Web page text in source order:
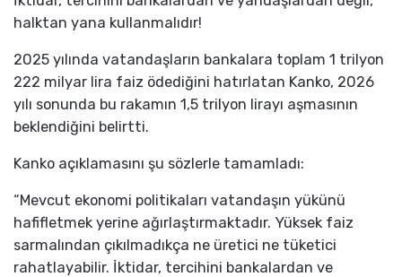
halktan yana kullanmalıdır!
2025 yılında vatandaşların bankalara toplam 1 trilyon
222 milyar lira faiz ödediğini hatırlatan Kanko, 2026
yılı sonunda bu rakamın 1,5 trilyon lirayı aşmasının
beklendiğini belirtti.
Kanko açıklamasını şu sözlerle tamamladı:
“Mevcut ekonomi politikaları vatandaşın yükünü
hafifletmek yerine ağırlaştırmaktadır. Yüksek faiz
sarmalından çıkılmadıkça ne üretici ne tüketici
rahatlayabilir. İktidar, tercihini bankalardan ve